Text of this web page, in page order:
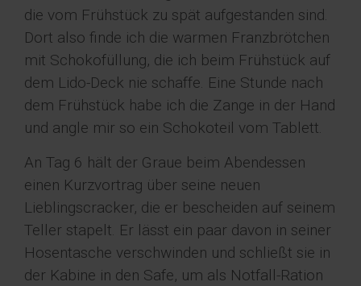
die vom Frühstück zu spät aufgestanden sind.
Dort also finde ich die warmen Franzbrötchen
mit Schokofüllung, die ich beim Frühstück auf
dem Lido-Deck nie schaffe. Eine Stunde nach
dem Frühstück habe ich die Zange in der Hand
und angle mir so ein Schokoteil vom Tablett.
An Tag 6 hält der Graue beim Abendessen
einen Kurzvortrag über seine neuen
Lieblingscracker, die er bescheiden auf seinem
Teller stapelt. Er lässt ein paar davon in seiner
Hosentasche verschwinden und schließt sie in
der Kabine in den Safe, um als Notfall-Ration